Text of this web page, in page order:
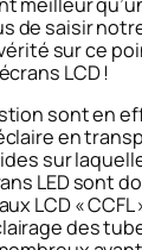
de saisir
sur ce
LCD !
sont en
en
sur
LED sont
LCD «
des